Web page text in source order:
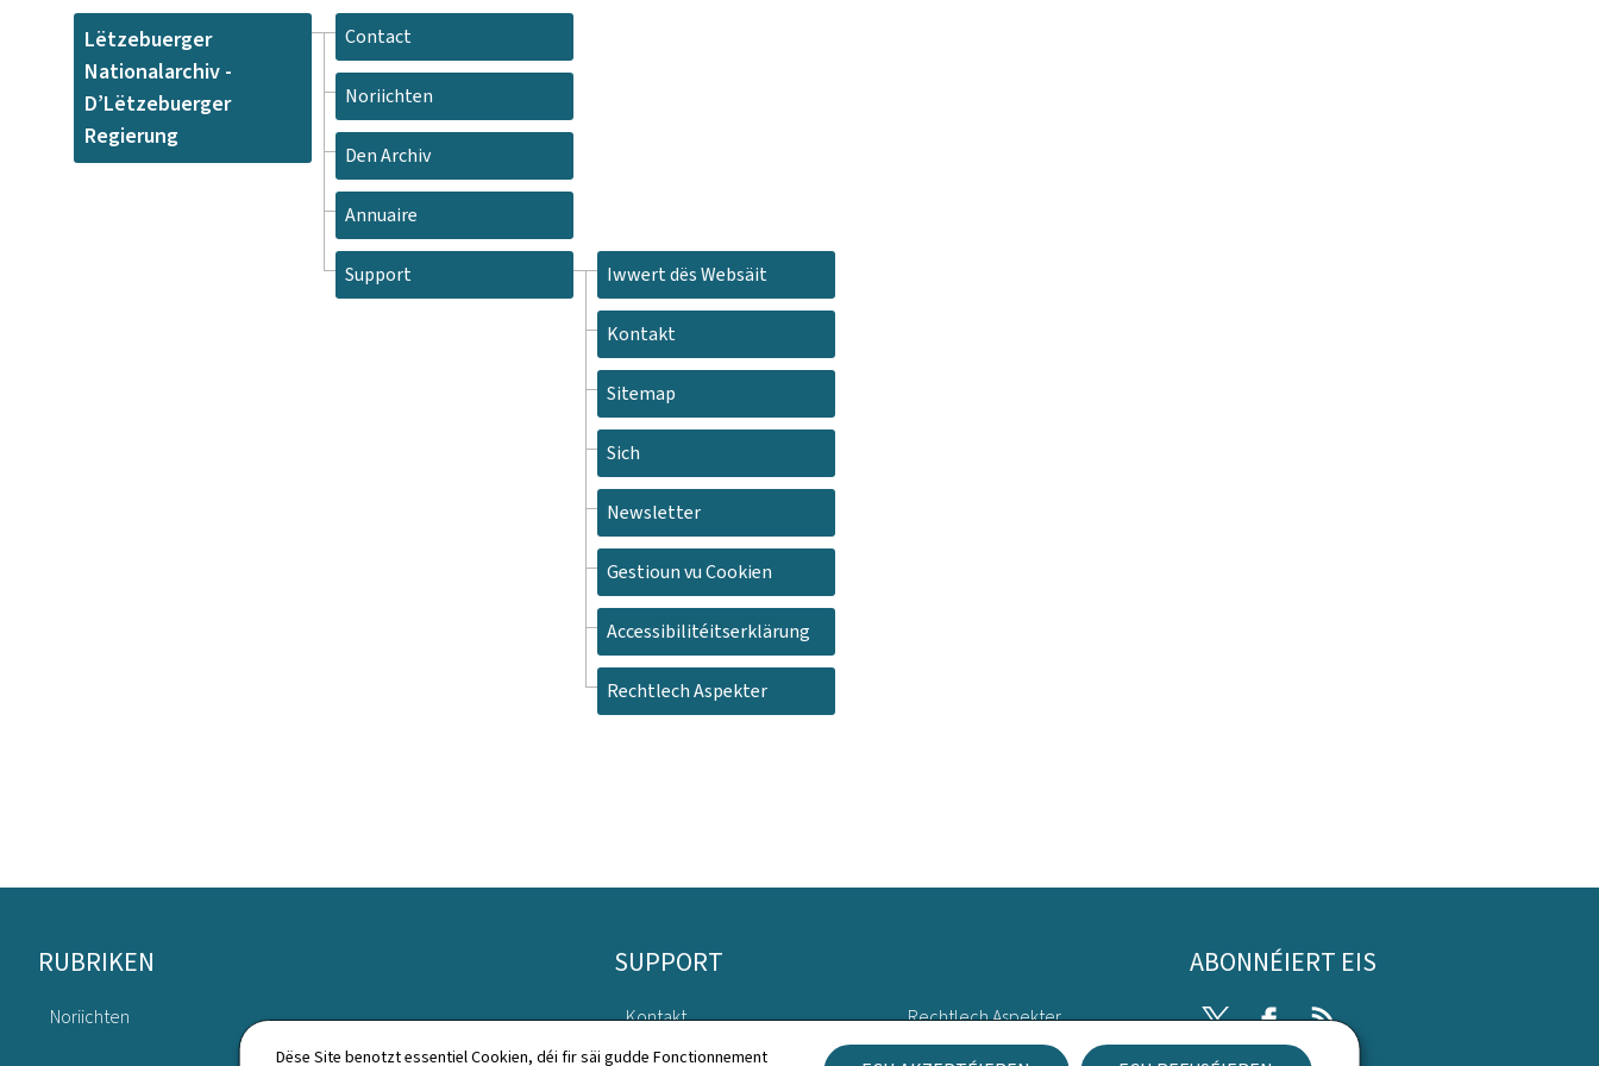
Dëse Site benotzt essentiel Cookien, déi fir säi gudde Fonctionnement
Lëtzebuerger
Nationalarchiv -
D’Lëtzebuerger
Regierung
Contact
Noriichten
Den Archiv
Annuaire
Support Iwwert dës Websäit
Kontakt
Sitemap
Sich
Newsletter
Gestioun vu Cookien
Accessibilitéitserklärung
Rechtlech Aspekter
Fousszeil
RUBRIKEN
Noriichten
SUPPORT
Kontakt Rechtlech Aspekter
ABONNÉIERT EIS
TwitterFacebook
RSS